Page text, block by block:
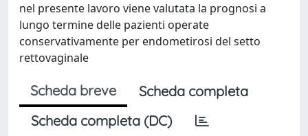
nel presente lavoro viene valutata la prognosi a
lungo termine delle pazienti operate
conservativamente per endometirosi del setto
rettovaginale
Scheda breve
Scheda completa
Scheda completa (DC)